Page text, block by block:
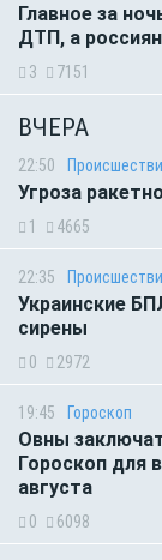
Главное за
ДТП, а
3 7151
ВЧЕРА
22:50
Угроза
1 4665
22:35
Украинские
сирены
0 2972
19:45 Гороскоп
Овны
Гороскоп для
августа
0 6098